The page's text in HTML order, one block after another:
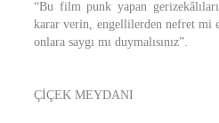
“Bu film punk yapan
karar verin, engellilerden nefret mi
onlara saygı mı duymalısınız”.
ÇİÇEK MEYDANI